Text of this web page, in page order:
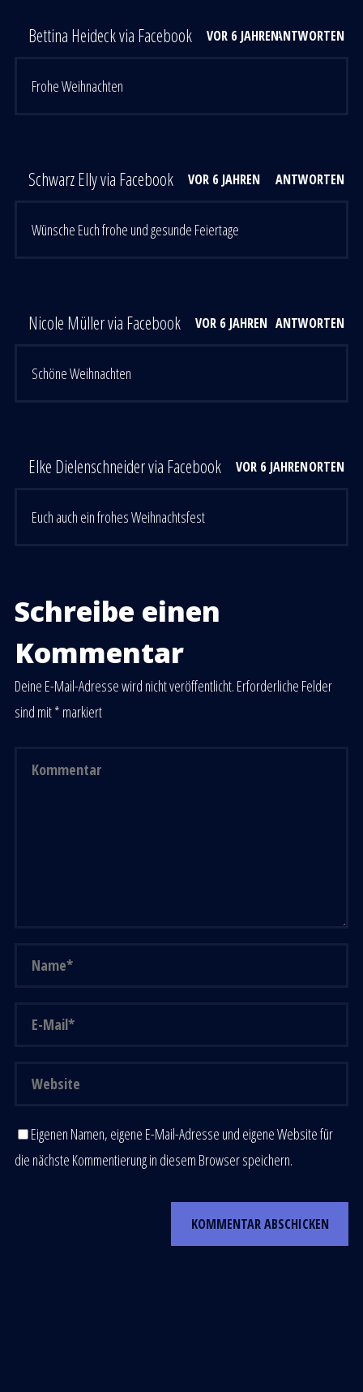
Bettina Heideck via Facebook VOR 6 JAHRENANTWORTEN
Frohe Weihnachten
Schwarz Elly via Facebook VOR 6 JAHREN ANTWORTEN
Wünsche Euch frohe und gesunde Feiertage
Nicole Müller via Facebook VOR 6 JAHREN ANTWORTEN
Schöne Weihnachten
Elke Dielenschneider via Facebook VOR 6 JAHRENANTWORTEN
Euch auch ein frohes Weihnachtsfest
Schreibe einen
Kommentar
Deine E-Mail-Adresse wird nicht veröffentlicht. Erforderliche Felder
sind mit* markiert
Eigenen Namen, eigene E-Mail-Adresse und eigene Website für
die nächste Kommentierung in diesem Browser speichern.